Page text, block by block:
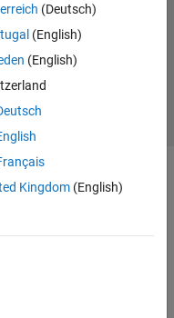
(Deutsch)
(English)
(English)
Kingdom(English)
Contatti